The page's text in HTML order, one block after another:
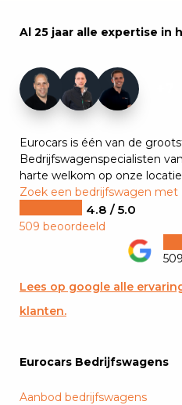
Al 25 jaar alle expertise in
Eurocars is één van de
Bedrijfswagenspecialisten
harte welkom op onze
Zoek een bedrijfswagen met
4.8 / 5.0
509 beoordeeld
Lees op google alle
klanten.
Eurocars Bedrijfswagens
Aanbod bedrijfswagens